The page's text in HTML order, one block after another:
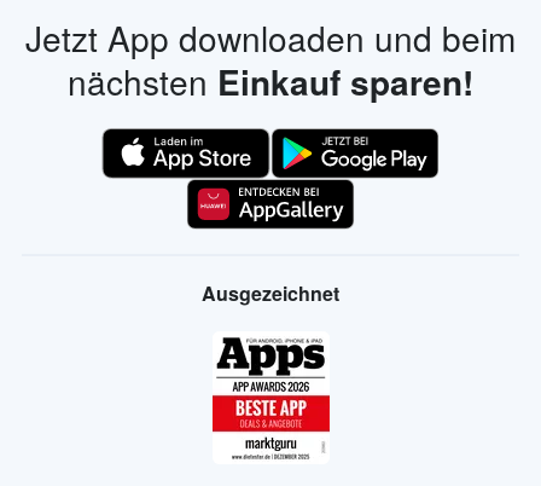
Jetzt App downloaden und beim
nächsten Einkauf sparen!
Ausgezeichnet